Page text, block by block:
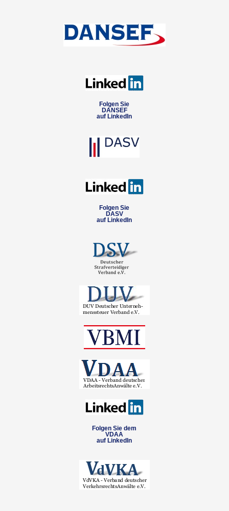
Folgen Sie
DANSEF
auf LinkedIn
Folgen Sie
DASV
auf LinkedIn
Folgen Sie dem
VDAA
auf LinkedIn